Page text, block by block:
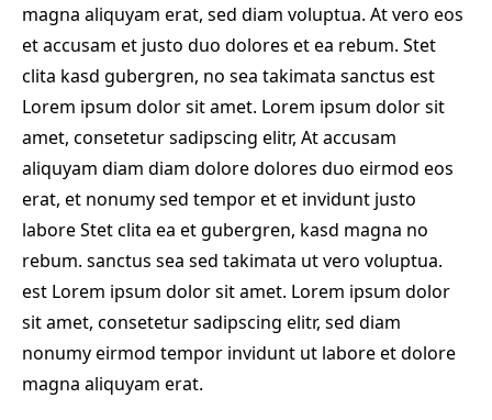
magna aliquyam erat, sed diam voluptua. At vero eos
et accusam et justo duo dolores et ea rebum. Stet
clita kasd gubergren, no sea takimata sanctus est
Lorem ipsum dolor sit amet. Lorem ipsum dolor sit
amet, consetetur sadipscing elitr, At accusam
aliquyam diam diam dolore dolores duo eirmod eos
erat, et nonumy sed tempor et et invidunt justo
labore Stet clita ea et gubergren, kasd magna no
rebum. sanctus sea sed takimata ut vero voluptua.
est Lorem ipsum dolor sit amet. Lorem ipsum dolor
sit amet, consetetur sadipscing elitr, sed diam
nonumy eirmod tempor invidunt ut labore et dolore
magna aliquyam erat.